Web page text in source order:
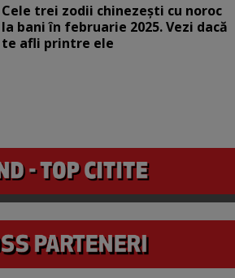
Cele trei zodii chinezești cu noroc
la bani în februarie 2025. Vezi dacă
te afli printre ele